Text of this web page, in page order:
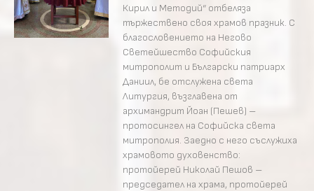
Кирил и Методий“ отбеляза
тържествено своя храмов празник. С
благословението на Негово
Светейшество Софийския
митрополит и Български патриарх
Даниил, бе отслужена света
Литургия, възглавена от
архимандрит Йоан (Пешев) –
протосингел на Софийска света
митрополия. Заедно с него съслужиха
храмовото духовенство:
протойерей Николай Пешов –
председател на храма, протойерей